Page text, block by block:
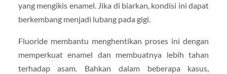
yang mengikis enamel. Jika di biarkan, kondisi ini dapat
berkembang menjadi lubang pada gigi.
Fluoride membantu menghentikan proses ini dengan
memperkuat enamel dan membuatnya lebih tahan
terhadap asam. Bahkan dalam beberapa kasus,